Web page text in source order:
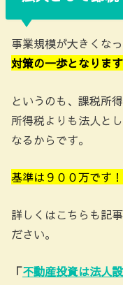
事業規模が大きくなっ
対策の一歩となります
というのも、課税所
所得税よりも法人と
なるからです。
基準は９００万です！
詳しくはこちらも記
ださい。
「不動産投資は法人